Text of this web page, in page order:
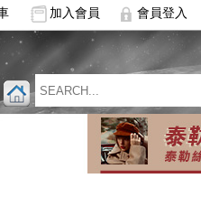
加入會員 會員登入